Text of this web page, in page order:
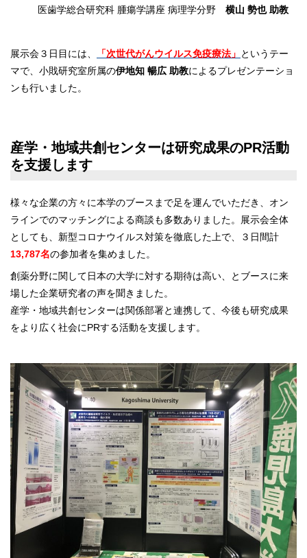
医歯学総合研究科 腫瘍学講座 病理学分野 横山 勢也 助教
展示会３日目には、 「次世代がんウイルス免疫療法」 というテー
マで、小戝研究室所属の伊地知 暢広 助教によるプレゼンテーショ
ンも行いました。
産学・地域共創センターは研究成果のPR活動
を支援します
様々な企業の方々に本学のブースまで足を運んでいただき、オン
ラインでのマッチングによる商談も多数ありました。展示会全体
としても、新型コロナウイルス対策を徹底した上で、３日間計
13,787名の参加者を集めました。
創薬分野に関して日本の大学に対する期待は高い、とブースに来
場した企業研究者の声を聞きました。
産学・地域共創センターは関係部署と連携して、今後も研究成果
をより広く社会にPRする活動を支援します。